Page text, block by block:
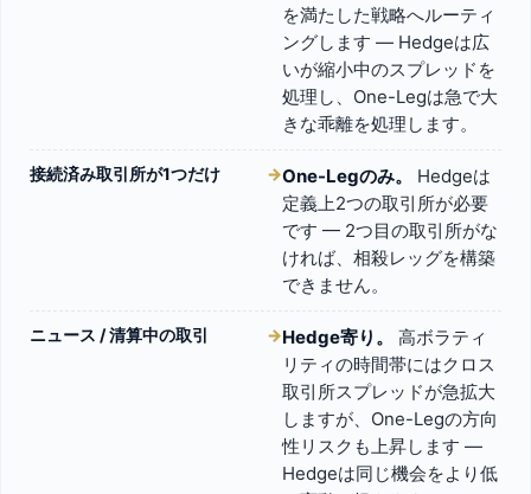
を満たした戦略へルーティ
ングします — Hedgeは広
いが縮小中のスプレッドを
処理し、One-Legは急で大
きな乖離を処理します。
接続済み取引所が1つだけ →One-Legのみ。
Hedgeは
定義上2つの取引所が必要
です — 2つ目の取引所がな
ければ、相殺レッグを構築
できません。
ニュース / 清算中の取引 →Hedge寄り。
高ボラティ
リティの時間帯にはクロス
取引所スプレッドが急拡大
しますが、One-Legの方向
性リスクも上昇します —
Hedgeは同じ機会をより低